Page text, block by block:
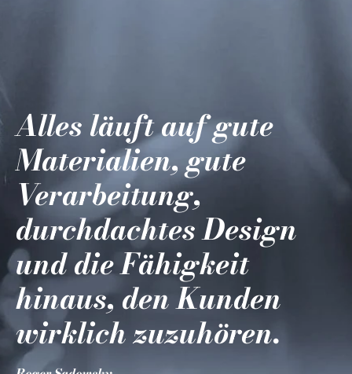
Alles läuft auf gute
Materialien, gute
Verarbeitung,
durchdachtes Design
und die Fähigkeit
hinaus, den Kunden
wirklich zuzuhören.